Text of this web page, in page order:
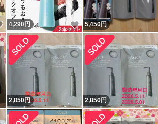
いいね！
4,290円 いいね！
5,450円
2,850円 2,850円